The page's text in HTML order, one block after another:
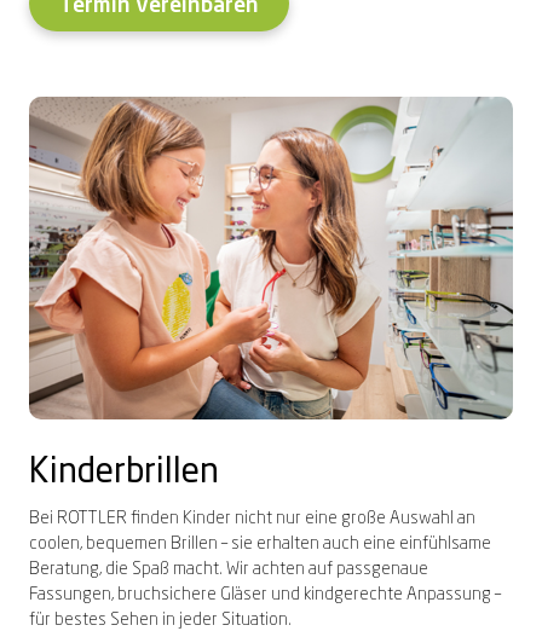
Termin vereinbaren
Kinderbrillen
Bei ROTTLER finden Kinder nicht nur eine große Auswahl an
coolen, bequemen Brillen – sie erhalten auch eine einfühlsame
Beratung, die Spaß macht. Wir achten auf passgenaue
Fassungen, bruchsichere Gläser und kindgerechte Anpassung –
für bestes Sehen in jeder Situation.